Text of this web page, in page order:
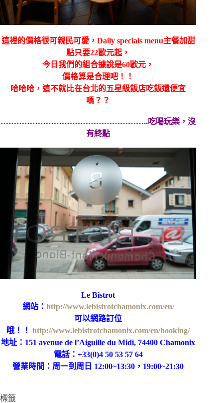
這裡的價格很可親民可愛，Daily specials menu主餐加甜
點只要22歐元起，
今日我們的組合據說是60歐元，
價格算是合理吧！！
哈哈哈，這不就比在台北的五星級飯店吃飯還便宜
嗎？？
………………………………………………..吃喝玩樂，沒
有終點
Le Bistrot
網站： http://www.lebistrotchamonix.com/en/
可以網路訂位
哦！！http://www.lebistrotchamonix.com/en/booking/
地址：151 avenue de l’Aiguille du Midi, 74400 Chamonix
電話：+33(0)4 50 53 57 64
營業時間：周一到周日 12:00~13:30，19:00~21:30
標籤